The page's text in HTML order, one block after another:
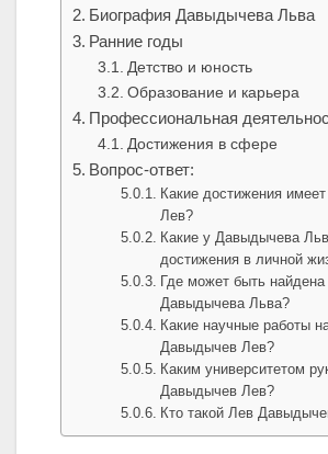
Биография Давыдычева Льва
Ранние годы
Детство и юность
Образование и карьера
Профессиональная
Достижения в сфере
Вопрос-ответ:
Какие достижения
Лев?
Какие у Давыдычева
достижения в личной
Где может быть
Давыдычева Льва?
Какие научные работы
Давыдычев Лев?
Каким университетом
Давыдычев Лев?
Кто такой Лев